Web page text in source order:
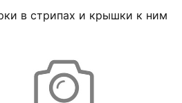
в стрипах и крышки к ним